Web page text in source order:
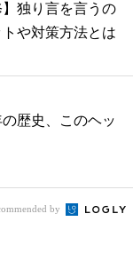
】独り言を言うの
や対策方法とは
歴史、このヘッ
by